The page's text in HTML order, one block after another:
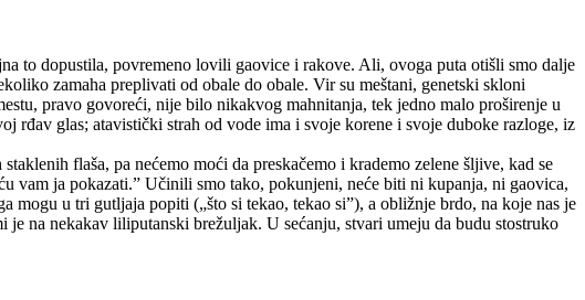
to dopustila, povremeno lovili gaovice i rakove. Ali, ovoga puta otišli smo dalje
zamaha preplivati od obale do obale. Vir su meštani, genetski skloni
pravo govoreći, nije bilo nikakvog mahnitanja, tek jedno malo proširenje u
rđav glas; atavistički strah od vode ima i svoje korene i svoje duboke razloge, iz
flaša, pa nećemo moći da preskačemo i krademo zelene šljive, kad se
vam ja pokazati.” Učinili smo tako, pokunjeni, neće biti ni kupanja, ni gaovica,
u tri gutljaja popiti („što si tekao, tekao si”), a obližnje brdo, na koje nas je
na nekakav liliputanski brežuljak. U sećanju, stvari umeju da budu stostruko